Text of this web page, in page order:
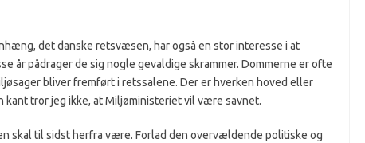
det danske retsvæsen, har også en stor interesse i at
år pådrager de sig nogle gevaldige skrammer. Dommerne er ofte
bliver fremført i retssalene. Der er hverken hoved eller
kant tror jeg ikke, at Miljøministeriet vil være savnet.
skal til sidst herfra være. Forlad den overvældende politiske og